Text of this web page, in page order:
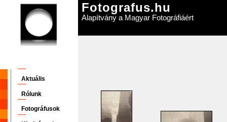
Fotografus.hu
Alapítvány a Magyar Fotográfiáért
Aktuális
Rólunk
Fotográfusok